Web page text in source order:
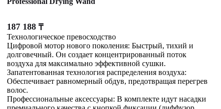
187 188 ₸
Технологическое превосходство
Цифровой мотор нового поколения: Быстрый, тихий и
долговечный. Он создает концентрированный поток
воздуха для максимально эффективной сушки.
Запатентованная технология распределения воздуха:
Обеспечивает равномерный обдув, предотвращая перегрев
волос.
Профессиональные аксессуары: В комплекте идут насадки